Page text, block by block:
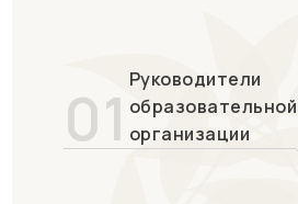
01 Руководители
образовательной
организации